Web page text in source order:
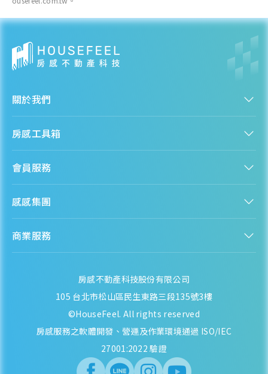
關於我們
人才招募
隱私政策
資訊安全政策
聯絡我們
房感工具箱
購屋能力試算
熱門區域分析
房產知識庫
會員服務
會員專區
感感集團
房感 HouseFeel
檬檬商城 Lemongrocery
商業服務
房感不動產科技股份有限公司
105 台北市松山區民生東路三段135號3樓
©HouseFeel. All rights reserved
房感服務之軟體開發、營運及作業環境通過 ISO/IEC
27001:2022 驗證